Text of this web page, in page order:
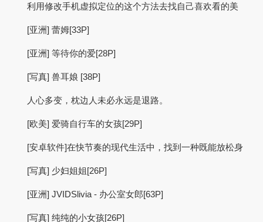
利用修改手机虚拟定位的这个方法去找自己喜欢看的美
[亚洲] 蕾姆[33P]
[亚洲] 等待你的爱[28P]
[写真] 兽耳娘 [38P]
人心多变，枕边人未必永远是退路。
[欧美] 爱骑自行车的女孩[29P]
[安卓软件]在快节奏的现代生活中，找到一种既能放松身
[写真] 少妇姐姐[26P]
[亚洲] JVIDSlivia - 办公室女郎[63P]
[写真] 纯纯的小女孩[26P]